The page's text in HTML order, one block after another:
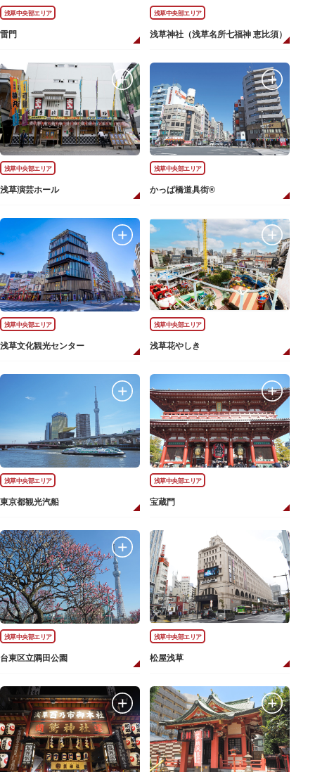
浅草中央部エリア
雷門
浅草中央部エリア
浅草神社（浅草名所七福神 恵比須）
浅草中央部エリア
浅草演芸ホール
浅草中央部エリア
かっぱ橋道具街®
浅草中央部エリア
浅草文化観光センター
浅草中央部エリア
浅草花やしき
浅草中央部エリア
東京都観光汽船
浅草中央部エリア
宝蔵門
浅草中央部エリア
台東区立隅田公園
浅草中央部エリア
松屋浅草